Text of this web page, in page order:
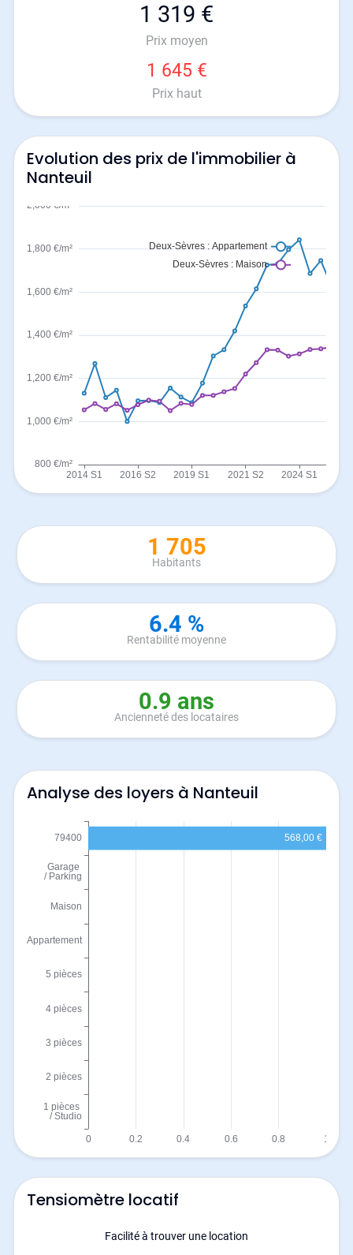
1 319 €
Prix moyen
1 645 €
Prix haut
Evolution des prix de l'immobilier à
Nanteuil
1 705
Habitants
6.4 %
Rentabilité moyenne
0.9 ans
Ancienneté des locataires
Analyse des loyers à Nanteuil
Tensiomètre locatif
Facilité à trouver une location